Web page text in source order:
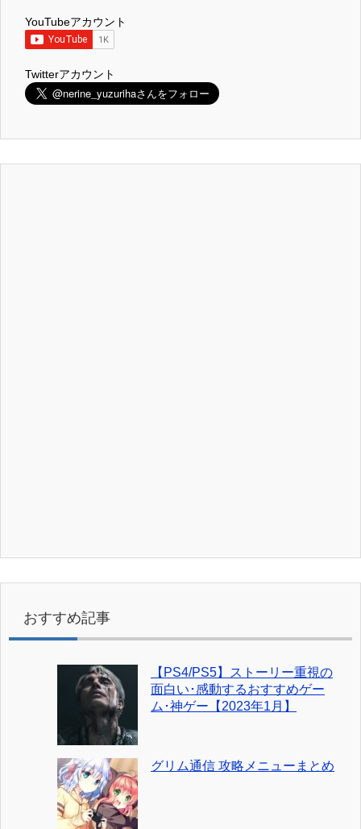
YouTubeアカウント
Twitterアカウント
おすすめ記事
【PS4/PS5】ストーリー重視の
面白い･感動するおすすめゲー
ム･神ゲー【2023年1月】
グリム通信 攻略メニューまとめ